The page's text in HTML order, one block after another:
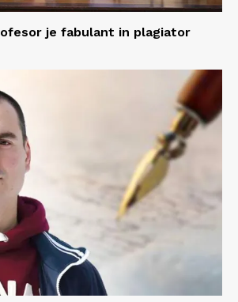
je fabulant in plagiator